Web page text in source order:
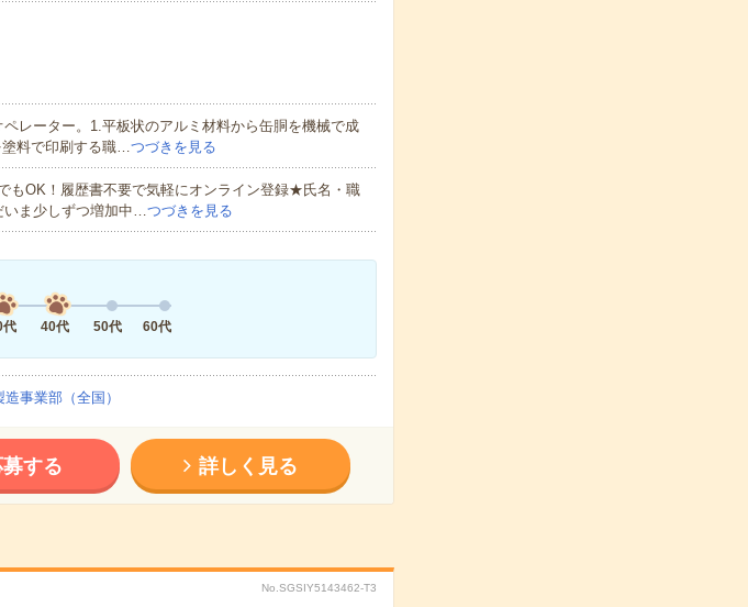
レーター。1.平板状のアルミ材料から缶胴を機械で成
塗料で印刷する職…つづきを見る
もOK！履歴書不要で気軽にオンライン登録★氏名・職
ま少しずつ増加中…つづきを見る
代 40代 50代 60代
事業部（全国）
募する 詳しく見る
No.SGSIY5143462-T3